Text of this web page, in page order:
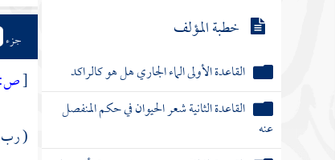
خطبة المؤلف
القاعدة الأولى الماء الجاري هل هو كالراكد
القاعدة الثانية شعر الحيوان في حكم المنفصل
عنه
جزء
[ص:
( رب